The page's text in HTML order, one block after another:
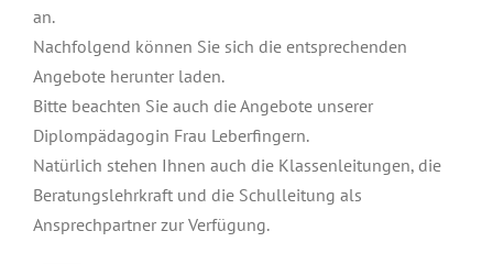
an.
Nachfolgend können Sie sich die entsprechenden
Angebote herunter laden.
Bitte beachten Sie auch die Angebote unserer
Diplompädagogin Frau Leberfingern.
Natürlich stehen Ihnen auch die Klassenleitungen, die
Beratungslehrkraft und die Schulleitung als
Ansprechpartner zur Verfügung.